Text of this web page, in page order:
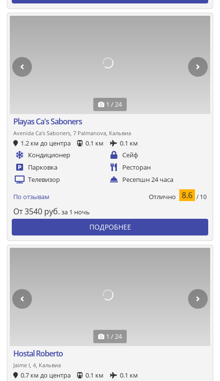
1 / 24
Playas Ca's Saboners
Avenida Ca's Saboners, 7 Palmanova, Кальвиа
1.2 км до центра 0.1 км
0.1 км
Кондиционер
Сейф
Парковка
Ресторан
Телевизор
Ресепшн 24 часа
По отзывам Отлично 8.6 / 10
От3540 руб. за 1 ночь
ПОДРОБНЕЕ
1 / 24
Hostal Roberto
Jaime I, 4, Кальвиа
0.7 км до центра 0.1 км
0.1 км